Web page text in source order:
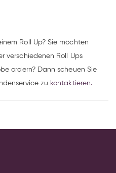
Roll Up? Sie möchten
verschiedenen Roll Ups
ordern? Dann scheuen Sie
zu kontaktieren.